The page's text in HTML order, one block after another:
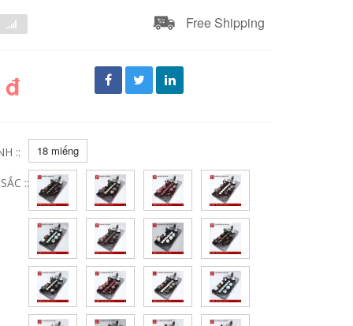
Free Shipping
đ
:: 18 miếng
::